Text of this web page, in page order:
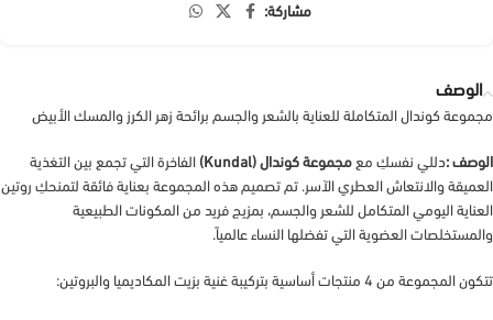
مشاركة:
الوصف
مجموعة كوندال المتكاملة للعناية بالشعر والجسم برائحة زهر الكرز والمسك الأبيض
الوصف :دللي نفسكِ مع مجموعة كوندال (Kundal)
الفاخرة التي تجمع بين التغذية
العميقة والانتعاش العطري الآسر. تم تصميم هذه المجموعة بعناية فائقة لتمنحكِ روتين
العناية اليومي المتكامل للشعر والجسم، بمزيج فريد من المكونات الطبيعية
والمستخلصات العضوية التي تفضلها النساء عالمياً.
تتكون المجموعة من 4 منتجات أساسية بتركيبة غنية بزيت المكاديميا والبروتين: